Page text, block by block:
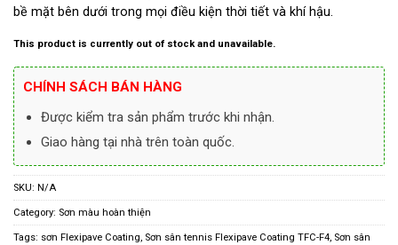
bề mặt bên dưới trong mọi điều kiện thời tiết và khí hậu.
This product is currently out of stock and unavailable.
CHÍNH SÁCH BÁN HÀNG
Được kiểm tra sản phẩm trước khi nhận.
Giao hàng tại nhà trên toàn quốc.
SKU: N/A
Category: Sơn màu hoàn thiện
Tags: sơn Flexipave Coating, Sơn sân tennis Flexipave Coating TFC-F4, Sơn sân